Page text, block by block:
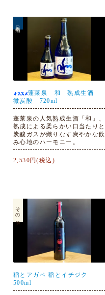
蓬莱泉 和 熟成生酒
微炭酸 720ml
蓬莱泉の人気熟成生酒「和」、
熟成による柔らかい口当たりと
炭酸ガスが織りなす爽やかな飲
み心地のハーモニー。
2,530円(税込)
その他
稲とアガベ 稲とイチジク
500ml